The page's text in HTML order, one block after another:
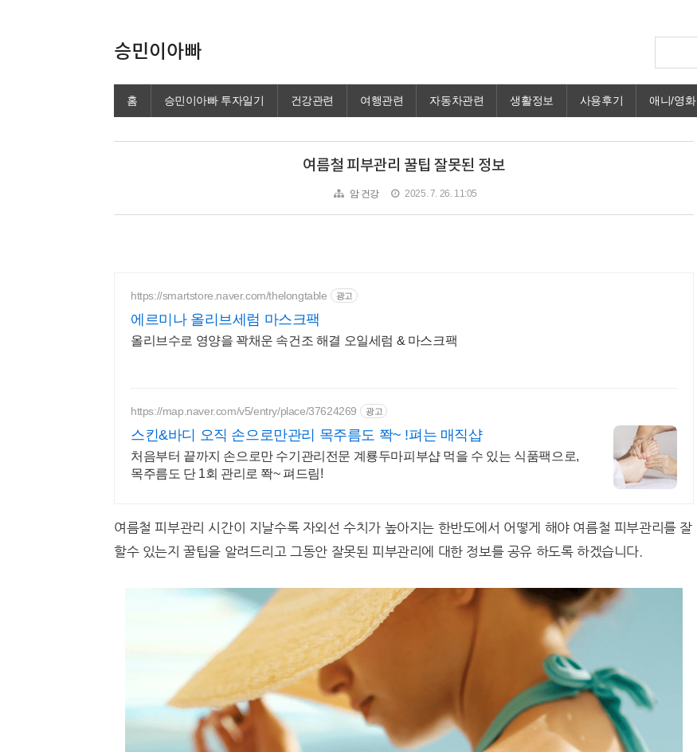
승민이아빠
홈 승민이아빠 투자일기 건강관련 여행관련 자동차관련 생활정보 사용후기 애니/영화
여름철 피부관리 꿀팁 잘못된 정보
암 건강 2025. 7. 26. 11:05
https://smartstore.naver.com/thelongtable 광고
에르미나 올리브세럼 마스크팩
올리브수로 영양을 꽉채운 속건조 해결 오일세럼 & 마스크팩
https://map.naver.com/v5/entry/place/37624269 광고
스킨&바디 오직 손으로만관리 목주름도 쫙~ !펴는 매직샵
처음부터 끝까지 손으로만 수기관리전문 계룡두마피부샵 먹을 수 있는 식품팩으로,
목주름도 단 1회 관리로 쫙~ 펴드림!
여름철 피부관리 시간이 지날수록 자외선 수치가 높아지는 한반도에서 어떻게 해야 여름철 피부관리를 잘
할수 있는지 꿀팁을 알려드리고 그동안 잘못된 피부관리에 대한 정보를 공유 하도록 하겠습니다.